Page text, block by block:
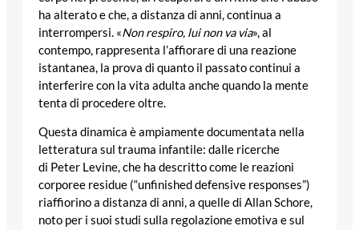
ha alterato e che, a distanza di anni, continua a
interrompersi. «Non respiro, lui non va via», al
contempo, rappresenta l’affiorare di una reazione
istantanea, la prova di quanto il passato continui a
interferire con la vita adulta anche quando la mente
tenta di procedere oltre.
Questa dinamica è ampiamente documentata nella
letteratura sul trauma infantile: dalle ricerche
di Peter Levine, che ha descritto come le reazioni
corporee residue (“unfinished defensive responses”)
riaffiorino a distanza di anni, a quelle di Allan Schore,
noto per i suoi studi sulla regolazione emotiva e sul